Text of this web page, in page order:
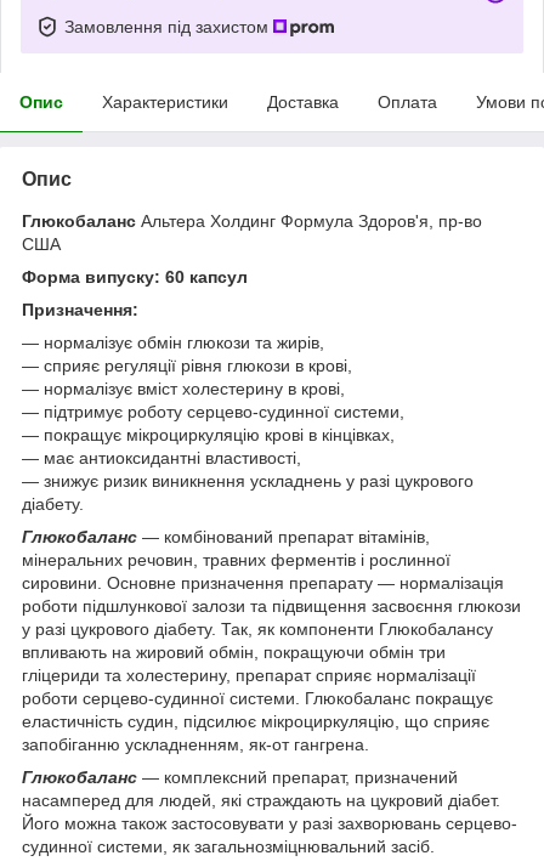
Замовлення під захистом
Опис Характеристики Доставка Оплата Умови
Опис
Глюкобаланс Альтера Холдинг Формула Здоров'я, пр-во
США
Форма випуску: 60 капсул
Призначення:
— нормалізує обмін глюкози та жирів,
— сприяє регуляції рівня глюкози в крові,
— нормалізує вміст холестерину в крові,
— підтримує роботу серцево-судинної системи,
— покращує мікроциркуляцію крові в кінцівках,
— має антиоксидантні властивості,
— знижує ризик виникнення ускладнень у разі цукрового
діабету.
Глюкобаланс — комбінований препарат вітамінів,
мінеральних речовин, травних ферментів і рослинної
сировини. Основне призначення препарату — нормалізація
роботи підшлункової залози та підвищення засвоєння глюкози
у разі цукрового діабету. Так, як компоненти Глюкобалансу
впливають на жировий обмін, покращуючи обмін три
гліцериди та холестерину, препарат сприяє нормалізації
роботи серцево-судинної системи. Глюкобаланс покращує
еластичність судин, підсилює мікроциркуляцію, що сприяє
запобіганню ускладненням, як-от гангрена.
Глюкобаланс — комплексний препарат, призначений
насамперед для людей, які страждають на цукровий діабет.
Його можна також застосовувати у разі захворювань серцево-
судинної системи, як загальнозміцнювальний засіб.